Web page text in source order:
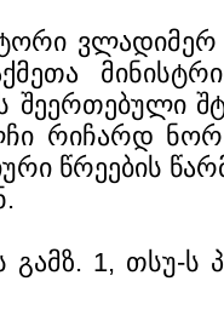
ვლადიმერ
შეერთებული
რიჩარდ
წრეების
გამზ. 1, თსუ-